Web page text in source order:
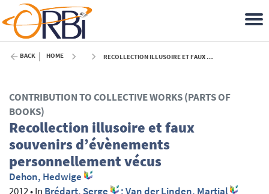
BACK HOME RECOLLECTION ILLUSOIRE ET FAUX SOUVENIRS D’ÉVÈNEMENTS PERSONNELLEMENT VÉCUS - 2012
CONTRIBUTION TO COLLECTIVE WORKS (PARTS OF
BOOKS)
Recollection illusoire et faux
souvenirs d’évènements
personnellement vécus
Dehon, Hedwige